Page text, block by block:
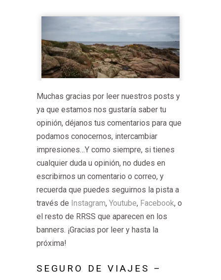
Muchas gracias por leer nuestros posts y
ya que estamos nos gustaría saber tu
opinión, déjanos tus comentarios para que
podamos conocernos, intercambiar
impresiones…Y como siempre, si tienes
cualquier duda u opinión, no dudes en
escribirnos un comentario o correo, y
recuerda que puedes seguirnos la pista a
través de Instagram, Youtube, Facebook, o
el resto de RRSS que aparecen en los
banners. ¡Gracias por leer y hasta la
próxima!
SEGURO DE VIAJES –